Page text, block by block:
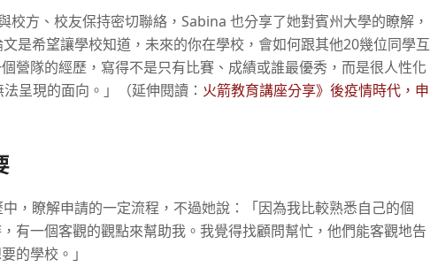
方、校友保持密切聯絡，Sabina 也分享了她對賓州大學的瞭解，
是希望讓學校知道，未來的你在學校，會如何跟其他20幾位同學互
營隊的經歷，寫得不是只有比賽、成績或誰最優秀，而是很人性化
呈現的面向。」（延伸閱讀： 火箭教育講座分享》後疫情時代，申
，瞭解申請的一定流程，不過她說：「因為我比較熟悉自己的個
有一個客觀的觀點來幫助我。我覺得找顧問幫忙，他們能客觀地告
的學校。」